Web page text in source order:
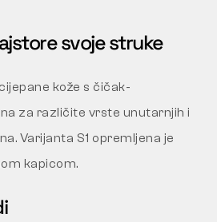
svoje struke
kože s čičak-
za različite vrste unutarnjih i
Varijanta S1 opremljena je
kapicom.